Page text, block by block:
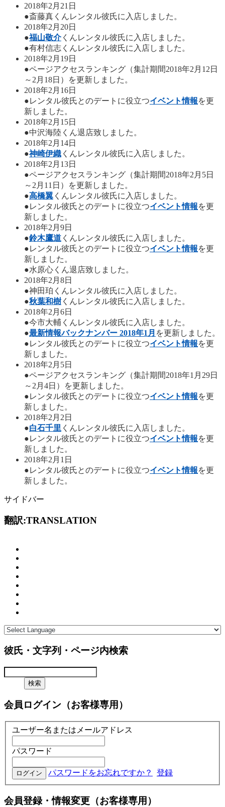
2018年2月21日
●斎藤真くんレンタル彼氏に入店しました。
2018年2月20日
●福山敬介くんレンタル彼氏に入店しました。
●有村信志くんレンタル彼氏に入店しました。
2018年2月19日
●ページアクセスランキング（集計期間2018年2月12日
～2月18日）を更新しました。
2018年2月16日
●レンタル彼氏とのデートに役立つイベント情報を更
新しました。
2018年2月15日
●中沢海陸くん退店致しました。
2018年2月14日
●神崎伊織 くんレンタル彼氏に入店しました。
2018年2月13日
●ページアクセスランキング（集計期間2018年2月5日
～2月11日）を更新しました。
●高橋翼 くんレンタル彼氏に入店しました。
●レンタル彼氏とのデートに役立つイベント情報を更
新しました。
2018年2月9日
●鈴木鷹道 くんレンタル彼氏に入店しました。
●レンタル彼氏とのデートに役立つイベント情報を更
新しました。
●水原心くん退店致しました。
2018年2月8日
●神田珀くんレンタル彼氏に入店しました。
●秋葉和樹 くんレンタル彼氏に入店しました。
2018年2月6日
●今市大輔くんレンタル彼氏に入店しました。
●最新情報バックナンバー 2018年1月 を更新しました。
●レンタル彼氏とのデートに役立つイベント情報を更
新しました。
2018年2月5日
●ページアクセスランキング（集計期間2018年1月29日
～2月4日）を更新しました。
●レンタル彼氏とのデートに役立つイベント情報を更
新しました。
2018年2月2日
●白石千里 くんレンタル彼氏に入店しました。
●レンタル彼氏とのデートに役立つイベント情報を更
新しました。
2018年2月1日
●レンタル彼氏とのデートに役立つイベント情報を更
新しました。
サイドバー
翻訳:TRANSLATION
彼氏・文字列・ページ内検索
会員ログイン（お客様専用）
ユーザー名またはメールアドレス
パスワード
パスワードをお忘れですか？ 登録
会員登録・情報変更（お客様専用）